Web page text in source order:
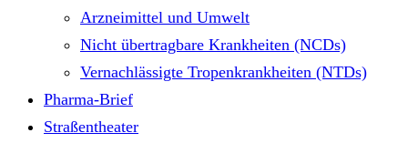
Arzneimittel und Umwelt
Nicht übertragbare Krankheiten (NCDs)
Vernachlässigte Tropenkrankheiten (NTDs)
Pharma-Brief
Straßentheater